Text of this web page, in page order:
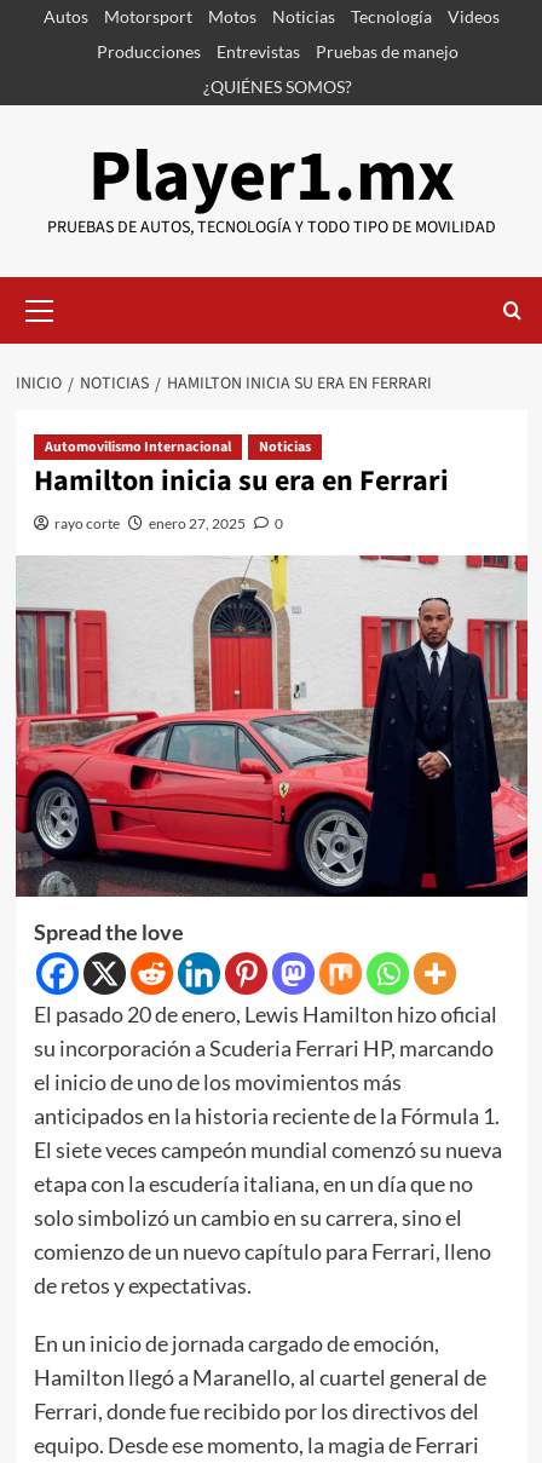
SaltarAutos Motorsport Motos Noticias Tecnología
Videos
Producciones
Entrevistas
Pruebas de manejo
¿QUIÉNES SOMOS?
Player1.mx
PRUEBAS DE AUTOS, TECNOLOGÍA Y TODO TIPO DE MOVILIDAD
primario
INICIO NOTICIAS HAMILTON INICIA SU ERA EN FERRARI
Automovilismo Internacional Noticias
Hamilton inicia su era en Ferrari
rayo corte enero 27, 2025 0
Spread the love
El pasado 20 de enero, Lewis Hamilton hizo oficial
su incorporación a Scuderia Ferrari HP, marcando
el inicio de uno de los movimientos más
anticipados en la historia reciente de la Fórmula 1.
El siete veces campeón mundial comenzó su nueva
etapa con la escudería italiana, en un día que no
solo simbolizó un cambio en su carrera, sino el
comienzo de un nuevo capítulo para Ferrari, lleno
de retos y expectativas.
En un inicio de jornada cargado de emoción,
Hamilton llegó a Maranello, al cuartel general de
Ferrari, donde fue recibido por los directivos del
equipo. Desde ese momento, la magia de Ferrari